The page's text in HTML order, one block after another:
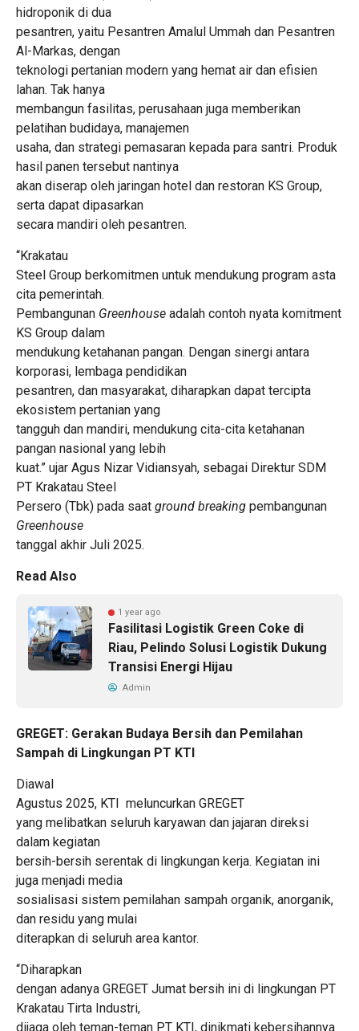
hidroponik di dua
pesantren, yaitu Pesantren Amalul Ummah dan Pesantren
Al-Markas, dengan
teknologi pertanian modern yang hemat air dan efisien
lahan. Tak hanya
membangun fasilitas, perusahaan juga memberikan
pelatihan budidaya, manajemen
usaha, dan strategi pemasaran kepada para santri. Produk
hasil panen tersebut nantinya
akan diserap oleh jaringan hotel dan restoran KS Group,
serta dapat dipasarkan
secara mandiri oleh pesantren.
“Krakatau
Steel Group berkomitmen untuk mendukung program asta
cita pemerintah.
Pembangunan Greenhouse adalah contoh nyata komitment
KS Group dalam
mendukung ketahanan pangan. Dengan sinergi antara
korporasi, lembaga pendidikan
pesantren, dan masyarakat, diharapkan dapat tercipta
ekosistem pertanian yang
tangguh dan mandiri, mendukung cita-cita ketahanan
pangan nasional yang lebih
kuat.” ujar Agus Nizar Vidiansyah, sebagai Direktur SDM
PT Krakatau Steel
Persero (Tbk) pada saat ground breaking pembangunan
Greenhouse
tanggal akhir Juli 2025.
Read Also
1 year ago
Fasilitasi Logistik Green Coke di
Riau, Pelindo Solusi Logistik Dukung
Transisi Energi Hijau
Admin
GREGET: Gerakan Budaya Bersih dan Pemilahan
Sampah di Lingkungan PT KTI
Diawal
Agustus 2025, KTI meluncurkan GREGET
yang melibatkan seluruh karyawan dan jajaran direksi
dalam kegiatan
bersih-bersih serentak di lingkungan kerja. Kegiatan ini
juga menjadi media
sosialisasi sistem pemilahan sampah organik, anorganik,
dan residu yang mulai
diterapkan di seluruh area kantor.
“Diharapkan
dengan adanya GREGET Jumat bersih ini di lingkungan PT
Krakatau Tirta Industri,
dijaga oleh teman-teman PT KTI, dinikmati kebersihannya